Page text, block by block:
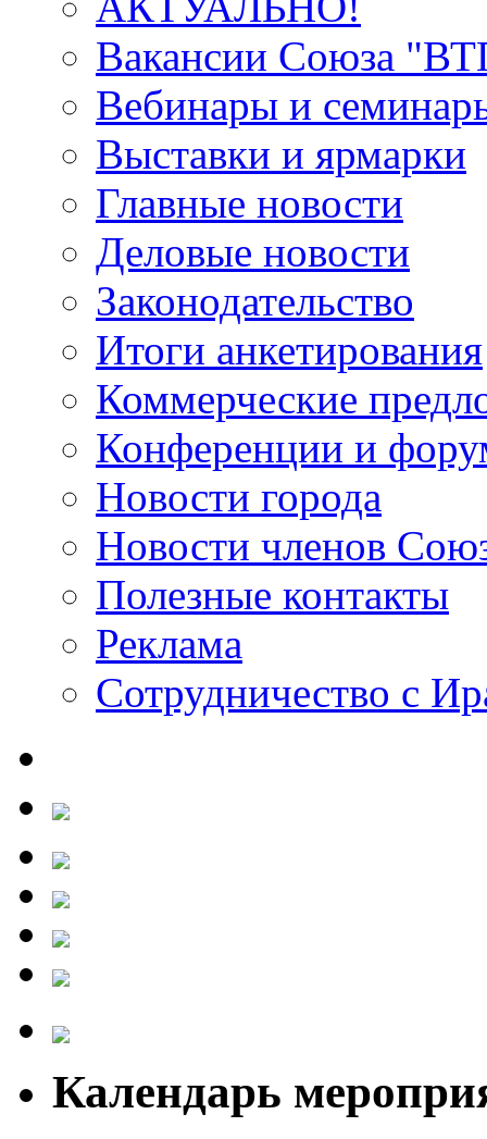
Вакансии Союза
Вебинары и
Выставки и ярмарки
Главные новости
Деловые новости
Законодательство
Итоги анкетирования
Коммерческие
Конференции и
Новости города
Новости членов
Полезные контакты
Реклама
Сотрудничество с
Календарь